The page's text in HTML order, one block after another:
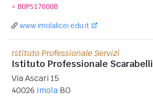
» BOPS17000B
www.imolalicei.edu.it
Istituto Professionale Servizi
Istituto Professionale Scarabelli
Via Ascari 15
40026 Imola BO